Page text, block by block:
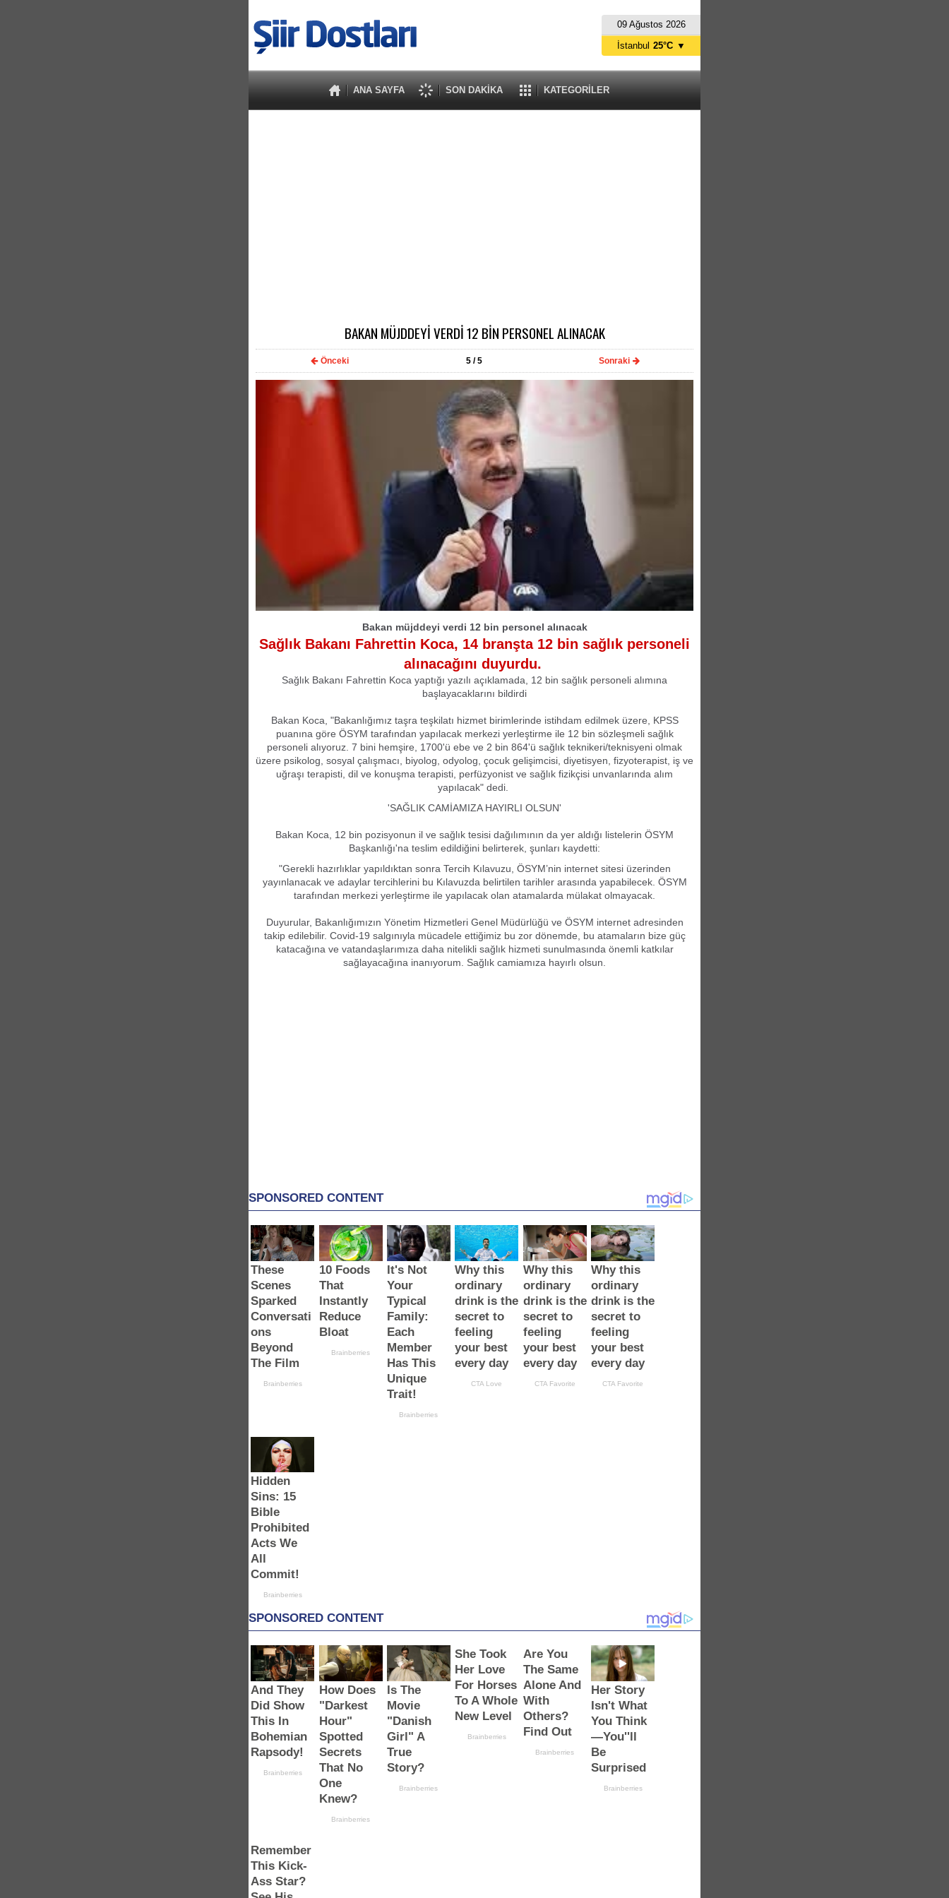
09 Ağustos 2026
ANA SAYFA SON DAKİKA KATEGORİLER
İstanbul 25°C ▼
BAKAN MÜJDDEYİ VERDİ 12 BİN PERSONEL ALINACAK
Önceki 5 / 5 Sonraki
Bakan müjddeyi verdi 12 bin personel alınacak
Sağlık Bakanı Fahrettin Koca, 14 branşta 12 bin sağlık personeli
alınacağını duyurdu.
Sağlık Bakanı Fahrettin Koca yaptığı yazılı açıklamada, 12 bin sağlık personeli alımına
başlayacaklarını bildirdi
Bakan Koca, "Bakanlığımız taşra teşkilatı hizmet birimlerinde istihdam edilmek üzere, KPSS
puanına göre ÖSYM tarafından yapılacak merkezi yerleştirme ile 12 bin sözleşmeli sağlık
personeli alıyoruz. 7 bini hemşire, 1700'ü ebe ve 2 bin 864'ü sağlık teknikeri/teknisyeni olmak
üzere psikolog, sosyal çalışmacı, biyolog, odyolog, çocuk gelişimcisi, diyetisyen, fizyoterapist, iş ve
uğraşı terapisti, dil ve konuşma terapisti, perfüzyonist ve sağlık fizikçisi unvanlarında alım
yapılacak" dedi.
'SAĞLIK CAMİAMIZA HAYIRLI OLSUN'
Bakan Koca, 12 bin pozisyonun il ve sağlık tesisi dağılımının da yer aldığı listelerin ÖSYM
Başkanlığı'na teslim edildiğini belirterek, şunları kaydetti:
"Gerekli hazırlıklar yapıldıktan sonra Tercih Kılavuzu, ÖSYM’nin internet sitesi üzerinden
yayınlanacak ve adaylar tercihlerini bu Kılavuzda belirtilen tarihler arasında yapabilecek. ÖSYM
tarafından merkezi yerleştirme ile yapılacak olan atamalarda mülakat olmayacak.
Duyurular, Bakanlığımızın Yönetim Hizmetleri Genel Müdürlüğü ve ÖSYM internet adresinden
takip edilebilir. Covid-19 salgınıyla mücadele ettiğimiz bu zor dönemde, bu atamaların bize güç
katacağına ve vatandaşlarımıza daha nitelikli sağlık hizmeti sunulmasında önemli katkılar
sağlayacağına inanıyorum. Sağlık camiamıza hayırlı olsun.